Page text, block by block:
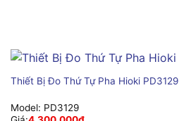
Thiết Bị Đo Thứ Tự Pha Hioki PD3129
Model: PD3129